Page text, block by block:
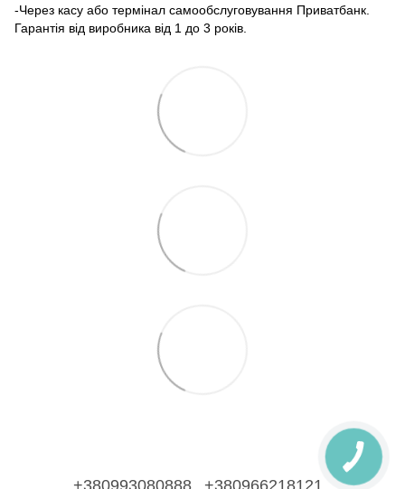
-Через касу або термінал самообслуговування Приватбанк.
Гарантія від виробника від 1 до 3 років.
+380993080888 +380966218121